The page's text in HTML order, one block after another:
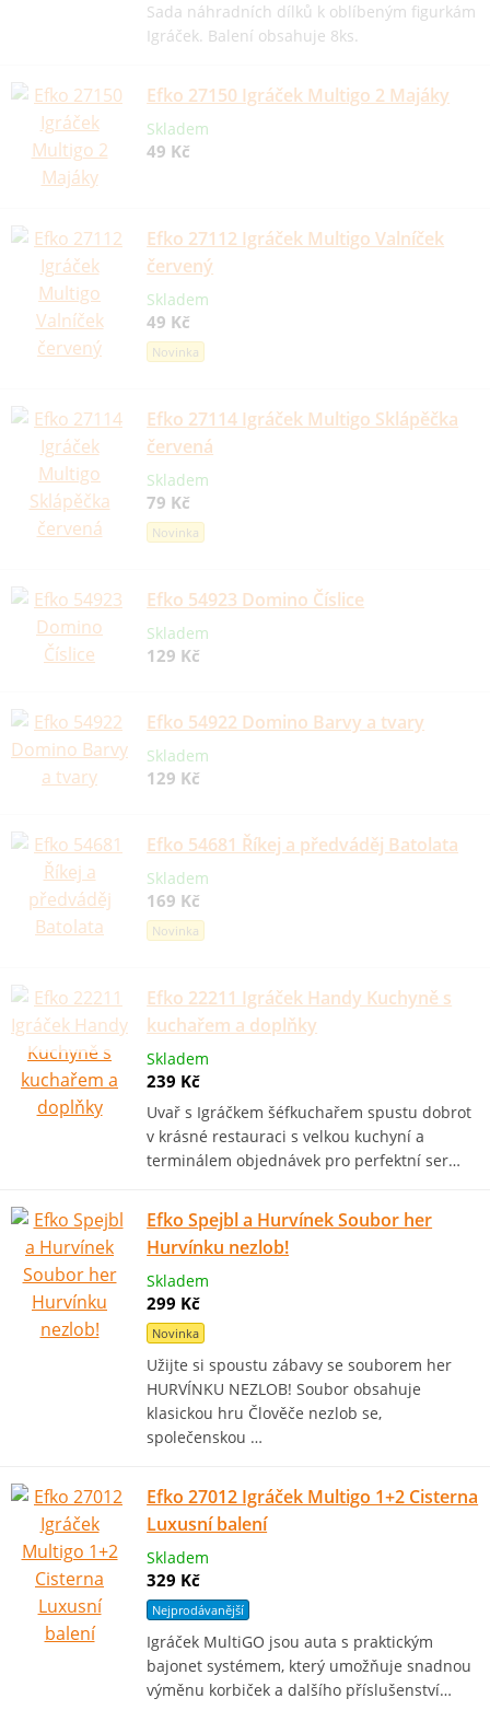
Sada náhradních dílků k oblíbeným figurkám
Igráček. Balení obsahuje 8ks.
Efko 27150 Igráček Multigo 2 Majáky
Skladem
49 Kč
Efko 27112 Igráček Multigo Valníček
červený
Skladem
49 Kč
Novinka
Efko 27114 Igráček Multigo Sklápěčka
červená
Skladem
79 Kč
Novinka
Efko 54923 Domino Číslice
Skladem
129 Kč
Efko 54922 Domino Barvy a tvary
Skladem
129 Kč
Efko 54681 Říkej a předváděj Batolata
Skladem
169 Kč
Novinka
Efko 22211 Igráček Handy Kuchyně s
kuchařem a doplňky
Skladem
239 Kč
Uvař s Igráčkem šéfkuchařem spustu dobrot
v krásné restauraci s velkou kuchyní a
terminálem objednávek pro perfektní ser…
Efko Spejbl a Hurvínek Soubor her
Hurvínku nezlob!
Skladem
299 Kč
Novinka
Užijte si spoustu zábavy se souborem her
HURVÍNKU NEZLOB! Soubor obsahuje
klasickou hru Člověče nezlob se,
společenskou …
Efko 27012 Igráček Multigo 1+2 Cisterna
Luxusní balení
Skladem
329 Kč
Nejprodávanější
Igráček MultiGO jsou auta s praktickým
bajonet systémem, který umožňuje snadnou
výměnu korbiček a dalšího příslušenství…